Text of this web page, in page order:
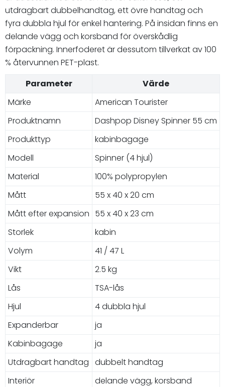
utdragbart dubbelhandtag, ett övre handtag och
fyra dubbla hjul för enkel hantering. På insidan finns en
delande vägg och korsband för överskådlig
förpackning. Innerfoderet är dessutom tillverkat av 100
% återvunnen PET-plast.
Parameter
Värde
Märke
American Tourister
Produktnamn
Dashpop Disney Spinner 55 cm
Produkttyp
kabinbagage
Modell
Spinner (4 hjul)
Material
100% polypropylen
Mått
55 x 40 x 20 cm
Mått efter expansion 55 x 40 x 23 cm
Storlek
kabin
Volym
41 / 47 L
Vikt
2.5 kg
Lås
TSA-lås
Hjul
4 dubbla hjul
Expanderbar
ja
Kabinbagage
ja
Utdragbart handtag dubbelt handtag
Interiör
delande vägg, korsband